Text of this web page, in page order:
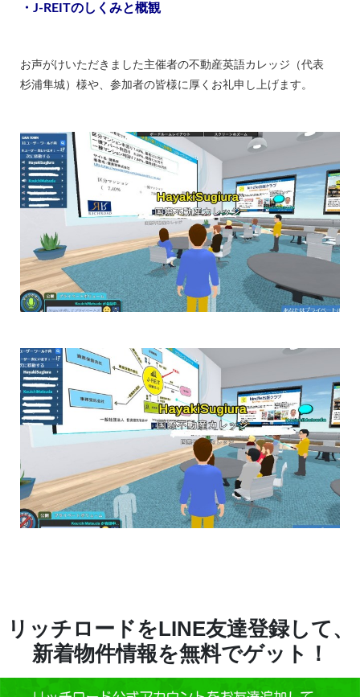
・J-REITのしくみと概観
お声がけいただきました主催者の不動産英語カレッジ（代表
杉浦隼城）様や、参加者の皆様に厚くお礼申し上げます。
リッチロードをLINE友達登録して、
新着物件情報を無料でゲット！